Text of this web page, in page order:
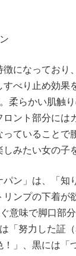
になっており
べり止め効果
柔らかい肌触
ント部分には
ていることで
みたい女の子
ン」は、「知
ンプの下着が
意味で脚口部
「努力した証
」、黒には「